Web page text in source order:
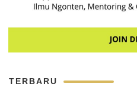
TERBARU